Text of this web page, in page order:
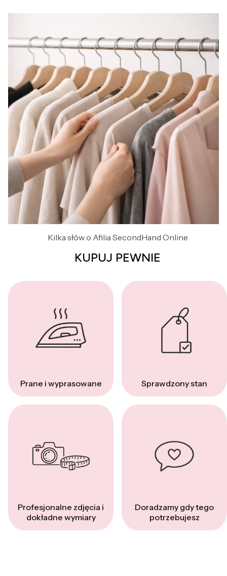
Kilka słów o Afilia SecondHand Online
KUPUJ PEWNIE
Prane i wyprasowane Sprawdzony stan
Profesjonalne zdjęcia i
dokładne wymiary
Doradzamy gdy tego
potrzebujesz